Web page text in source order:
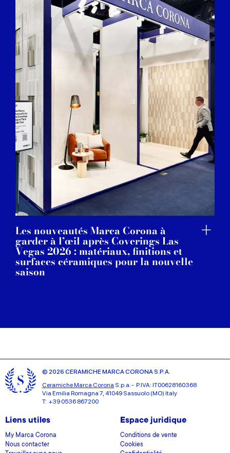
Les nouveautés Marca Corona à
garder à l’œil après Coverings Las
Vegas 2026 : matériaux, finitions et
surfaces céramiques pour la nouvelle
saison
© 2026 CERAMICHE MARCA CORONA S.P.A.
Ceramiche Marca Corona S.p.a. - P.IVA: IT00628160368
Via Emilia Romagna 7, 41049 Sassuolo (MO) Italy
T: +39 0536 867200
Liens utiles
My Marca Corona
Nous contacter
Espace juridique
Conditions de vente
Cookies